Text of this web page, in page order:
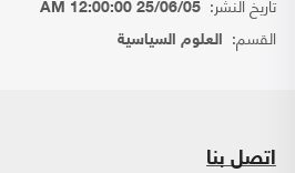
25/06/05 12:00:00 AM
القسم: العلوم السياسية
اتصل بنا